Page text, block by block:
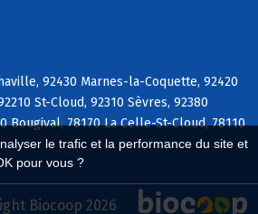
le trafic et la performance du site et
pour vous ?
92430 Marnes-la-Coquette, 92420
St-Cloud, 92310 Sèvres, 92380
78170 La Celle-St-Cloud, 78110
Biocoop 2026